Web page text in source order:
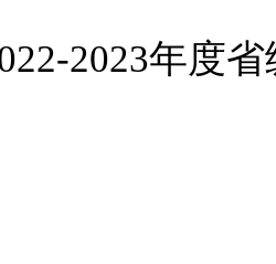
2023年度省